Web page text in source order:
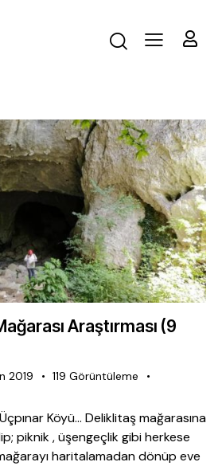
Araştırması (9
2019 119 Görüntüleme
Köyü… Deliklitaş mağarasına
piknik , üşengeçlik gibi herkese
haritalamadan dönüp eve